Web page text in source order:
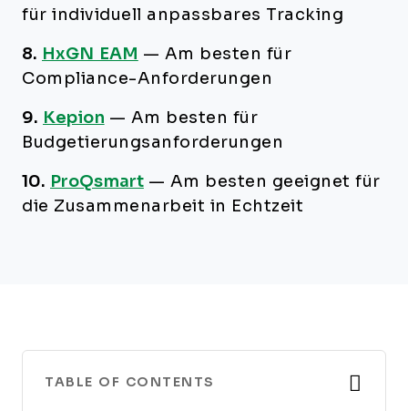
für individuell anpassbares Tracking
8. HxGN EAM — Am besten für
Compliance-Anforderungen
9. Kepion — Am besten für
Budgetierungsanforderungen
10. ProQsmart — Am besten geeignet für
die Zusammenarbeit in Echtzeit
TABLE OF CONTENTS